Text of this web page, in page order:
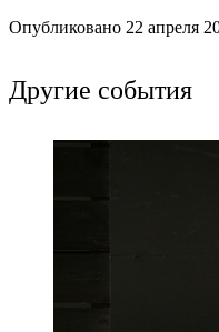
Опубликовано 22 апреля
Другие события